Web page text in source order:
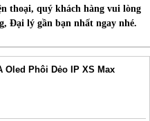
thoại, quý khách hàng vui lòng
Đại lý gần bạn nhất ngay nhé.
Oled Phôi Dẻo IP XS Max